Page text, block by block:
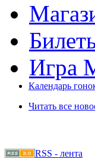
Игра
Календарь
Читать все
RSS - лента